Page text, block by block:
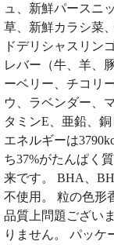
ュ、新鮮パースニ
草、新鮮カラシ菜
ドデリシャスリン
レバー（牛、羊、
ーベリー、チコリ
ウ、ラベンダー、
タミンE、亜鉛、
エネルギーは
ち37%がたんぱく
来です。 BHA、
不使用。 粒の色形
品質上問題ござい
りません。 パッケ